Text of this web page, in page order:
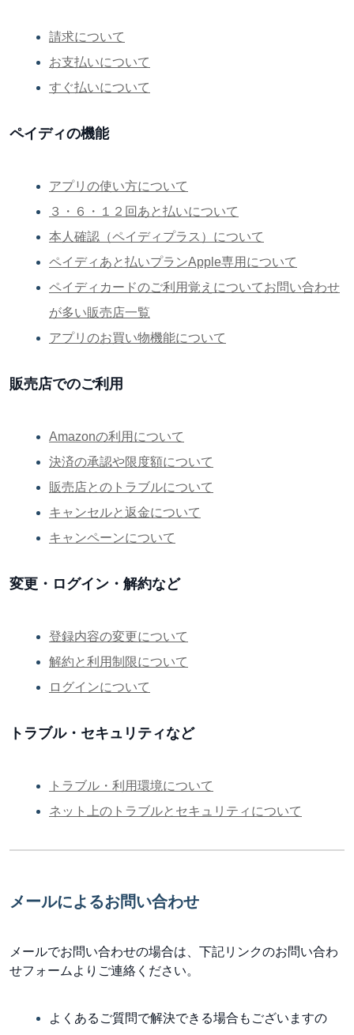
請求について
お支払いについて
すぐ払いについて
ペイディの機能
アプリの使い方について
３・６・１２回あと払いについて
本人確認（ペイディプラス）について
ペイディあと払いプランApple専用について
ペイディカードのご利用覚えについてお問い合わせ
が多い販売店一覧
アプリのお買い物機能について
販売店でのご利用
Amazonの利用について
決済の承認や限度額について
販売店とのトラブルについて
キャンセルと返金について
キャンペーンについて
変更・ログイン・解約など
登録内容の変更について
解約と利用制限について
ログインについて
トラブル・セキュリティなど
トラブル・利用環境について
ネット上のトラブルとセキュリティについて
メールによるお問い合わせ
メールでお問い合わせの場合は、下記リンクのお問い合わ
せフォームよりご連絡ください。
よくあるご質問で解決できる場合もございますの